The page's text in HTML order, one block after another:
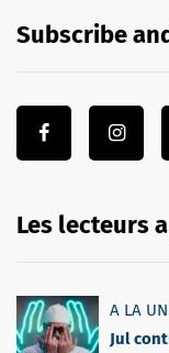
Subscribe
Les lecteurs
A LA
Jul